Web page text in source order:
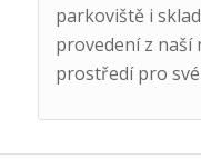
parkoviště i
provedení z naší
prostředí pro